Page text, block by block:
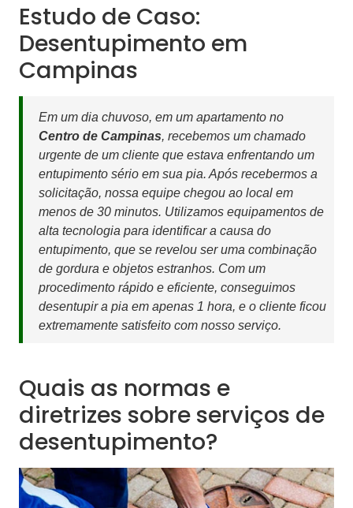
Estudo de Caso:
Desentupimento em
Campinas
Em um dia chuvoso, em um apartamento no
Centro de Campinas, recebemos um chamado
urgente de um cliente que estava enfrentando um
entupimento sério em sua pia. Após recebermos a
solicitação, nossa equipe chegou ao local em
menos de 30 minutos. Utilizamos equipamentos de
alta tecnologia para identificar a causa do
entupimento, que se revelou ser uma combinação
de gordura e objetos estranhos. Com um
procedimento rápido e eficiente, conseguimos
desentupir a pia em apenas 1 hora, e o cliente ficou
extremamente satisfeito com nosso serviço.
Quais as normas e
diretrizes sobre serviços de
desentupimento?